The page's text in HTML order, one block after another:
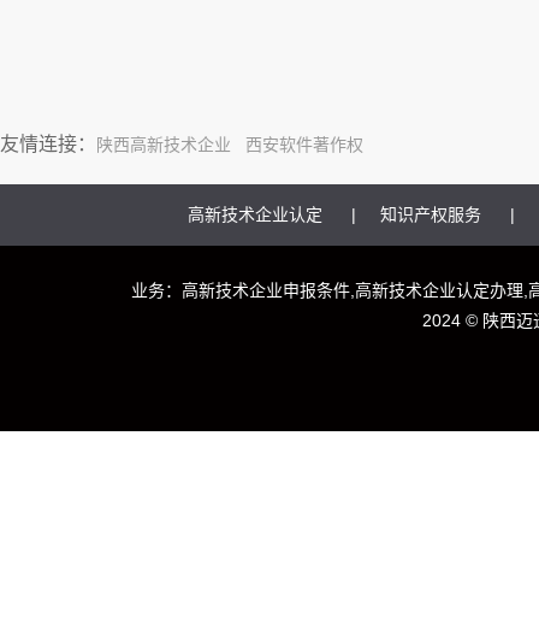
友情连接： 陕西高新技术企业 西安软件著作权
高新技术企业认定 知识产权服务
业务：高新技术企业申报条件,高新技术企业认定办理
2024 © 陕